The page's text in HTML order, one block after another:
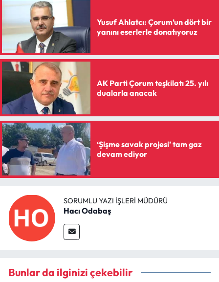
Yusuf Ahlatcı: Çorum’un dört bir
yanını eserlerle donatıyoruz
AK Parti Çorum teşkilatı 25. yılı
dualarla anacak
‘Şişme savak projesi’ tam gaz
devam ediyor
SORUMLU YAZI İŞLERI MÜDÜRÜ
Hacı Odabaş
Bunlar da ilginizi çekebilir